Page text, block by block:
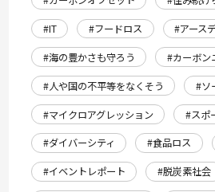
#IT
#フードロス
#アース
#海の豊かさも守ろう
#カーボン
#人や国の不平等をなくそう
#ソ
#マイクロアグレッション
#スポ
#ダイバーシティ
#食品ロス
#イベントレポート
#脱炭素社会